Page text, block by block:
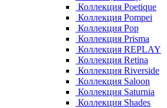
Коллекция Poetique
Коллекция Pompei
Коллекция Pop
Коллекция Prisma
Коллекция REPLAY
Коллекция Retina
Коллекция Riverside
Коллекция Saloon
Коллекция Saturnia
Коллекция Shades